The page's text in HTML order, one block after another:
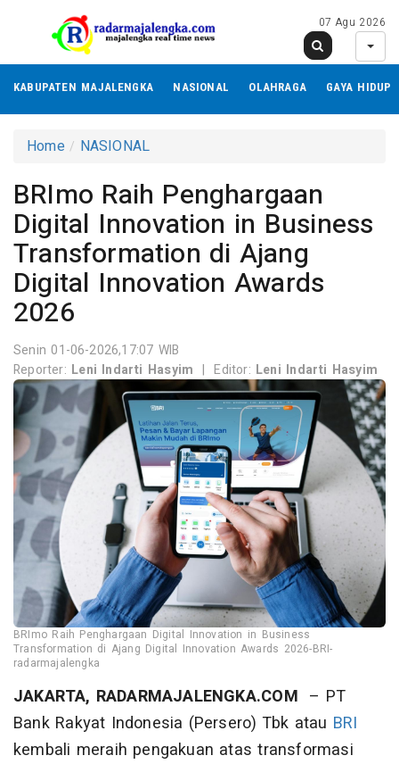
07 Agu 2026
KABUPATEN MAJALENGKA NASIONAL OLAHRAGA GAYA HIDUP
Home NASIONAL
BRImo Raih Penghargaan
Digital Innovation in Business
Transformation di Ajang
Digital Innovation Awards
2026
Senin 01-06-2026,17:07 WIB
Reporter: Leni Indarti Hasyim | Editor: Leni Indarti Hasyim
BRImo Raih Penghargaan Digital Innovation in Business
Transformation di Ajang Digital Innovation Awards 2026-BRI-
radarmajalengka
JAKARTA, RADARMAJALENGKA.COM – PT
Bank Rakyat Indonesia (Persero) Tbk atau BRI
kembali meraih pengakuan atas transformasi